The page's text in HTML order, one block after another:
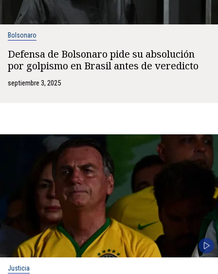
Bolsonaro
Defensa de Bolsonaro pide su absolución
por golpismo en Brasil antes de veredicto
septiembre 3, 2025
Justicia